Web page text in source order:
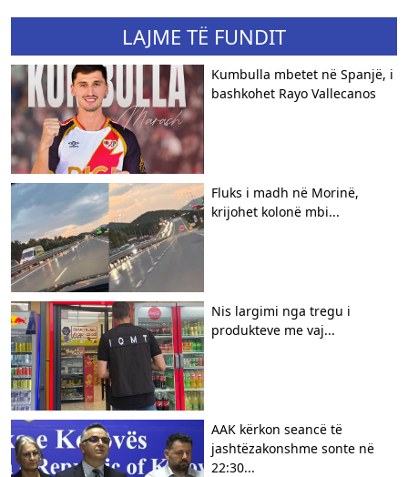
LAJME TË FUNDIT
Kumbulla mbetet në Spanjë, i
bashkohet Rayo Vallecanos
Fluks i madh në Morinë,
krijohet kolonë mbi...
Nis largimi nga tregu i
produkteve me vaj...
AAK kërkon seancë të
jashtëzakonshme sonte në
22:30...